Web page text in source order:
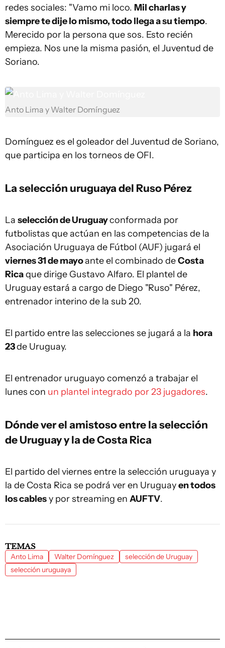
redes sociales: "Vamo mi loco. Mil charlas y
siempre te dije lo mismo, todo llega a su tiempo.
Merecido por la persona que sos. Esto recién
empieza. Nos une la misma pasión, el Juventud de
Soriano.
Anto Lima y Walter Domínguez
Domínguez es el goleador del Juventud de Soriano,
que participa en los torneos de OFI.
La selección uruguaya del Ruso Pérez
La selección de Uruguayconformada por
futbolistas que actúan en las competencias de la
Asociación Uruguaya de Fútbol (AUF) jugará el
viernes 31 de mayoante el combinado deCosta
Ricaque dirige Gustavo Alfaro. El plantel de
Uruguay estará a cargo de Diego "Ruso" Pérez,
entrenador interino de la sub 20.
El partido entre las selecciones se jugará a la hora
23de Uruguay.
El entrenador uruguayo comenzó a trabajar el
lunes con un plantel integrado por 23 jugadores.
Dónde ver el amistoso entre la selección
de Uruguay y la de Costa Rica
El partido del viernes entre la selección uruguaya y
la de Costa Rica se podrá ver en Uruguayen todos
los cablesy por streaming en AUFTV.
TEMAS
Anto Lima Walter Domínguez
selección de Uruguay
selección uruguaya